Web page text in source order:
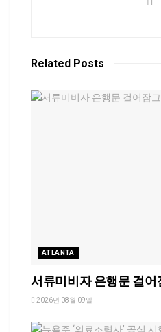
Related Posts
ATLANTA
서류미비자 은행문 걸
2026년 08월 09일